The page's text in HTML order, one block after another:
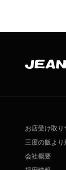
お店受け取り
三度の飯より
会社概要